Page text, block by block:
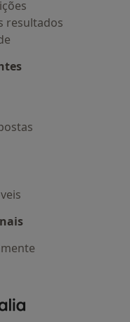
resultados
- Homepage